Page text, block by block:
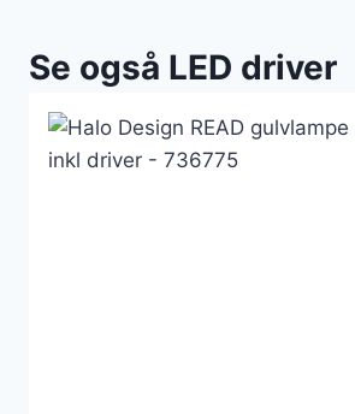
Se også LED driver